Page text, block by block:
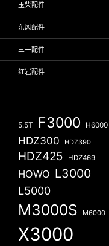
玉柴配件
东风配件
三一配件
红岩配件
5.5T F3000 H6000
HDZ300 HDZ390
HDZ425 HDZ469
HOWO L3000
L5000
M3000S M6000
X3000